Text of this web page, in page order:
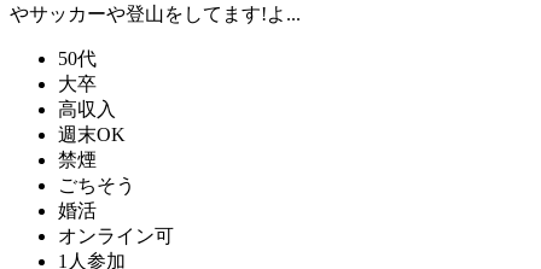
やサッカーや登山をしてます!よ...
50代
大卒
高収入
週末OK
禁煙
ごちそう
婚活
オンライン可
1人参加